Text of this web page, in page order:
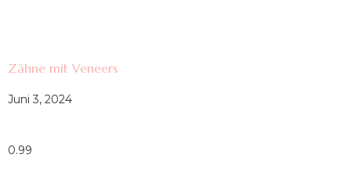
Zähne mit Veneers
Juni 3, 2024